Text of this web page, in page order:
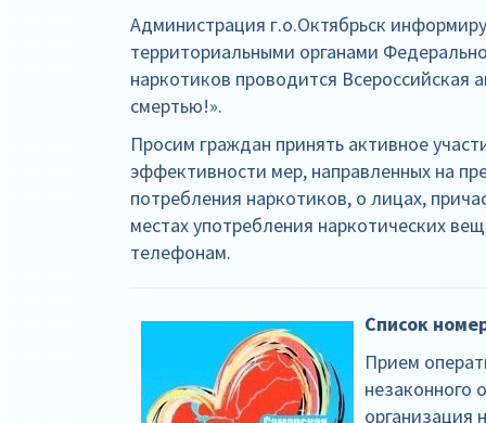
Администрация г.о.Октябрьск
территориальными органами
наркотиков проводится Всероссийская
смертью!».
Просим граждан принять активное
эффективности мер, направленных на
потребления наркотиков, о лицах,
местах употребления наркотических
телефонам.
Список
Прием
незаконного
организация